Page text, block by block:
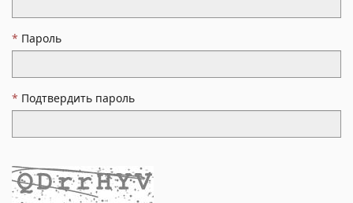
Пароль
Подтвердить пароль